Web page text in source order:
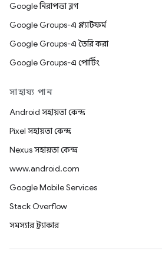
Google নিরাপত্তা ব্লগ
Google Groups-এ প্ল্যাটফর্ম
Google Groups-এ তৈরি করা
Google Groups-এ পোর্টিং
সাহায্য পান
Android সহায়তা কেন্দ্র
Pixel সহায়তা কেন্দ্র
Nexus সহায়তা কেন্দ্র
www.android.com
Google Mobile Services
Stack Overflow
সমস্যার ট্র্যাকার